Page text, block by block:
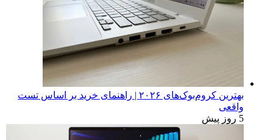
بهترین کروم‌بوک‌های ۲۰۲۶ | راهنمای خرید بر اساس تست
واقعی
5 روز پیش